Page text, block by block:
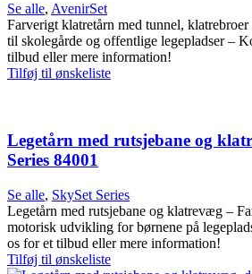
Se alle, AvenirSet
Farverigt klatretårn med tunnel,
til skolegårde og offentlige legepladser –
tilbud eller mere information!
Tilføj til ønskeliste
Legetårn med rutsjebane og
Series 84001
Se alle, SkySet Series
Legetårn med rutsjebane og klatrevæg –
motorisk udvikling for børnene på
os for et tilbud eller mere information!
Tilføj til ønskeliste